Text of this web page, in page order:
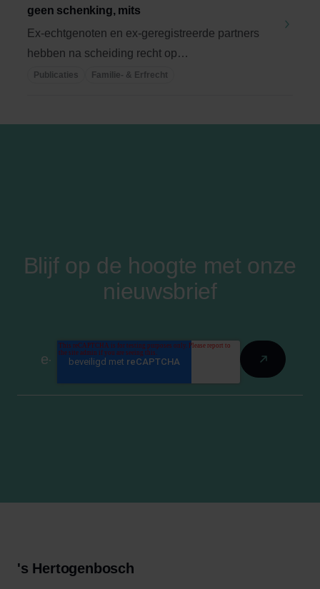
geen schenking, mits
Ex-echtgenoten en ex-geregistreerde partners
hebben na scheiding recht op
partneralimentatie. Dit ...
Publicaties Familie- & Erfrecht
Blijf op de hoogte met onze
nieuwsbrief
's Hertogenbosch